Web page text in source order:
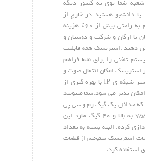
شما توی یه کشور دیگه
دانشجو هستید در خارج از
کشور با این سیستم به راحتی بیش از ۶۰٪ هزینه
یا ارگان و شرکت و دوستان و
دهید .استریسک همه قابلیت
تلفنی را برای شما فراهم
استریسک امکان انتقال صوت و
تصویر رو بر روی بستر شبکه ی IP با بهره گیری از
پذیر می شود.شما میتونید
که حداقل یک گیگ رم و سی پی
یو معمولی ۶۳۰ یا ۷۵۵ به بالا و ۴۰ گیگ هارد این
کرده. البته بسته به تعداد
استریسک میتونیم از قطعات
استفاده کرد.